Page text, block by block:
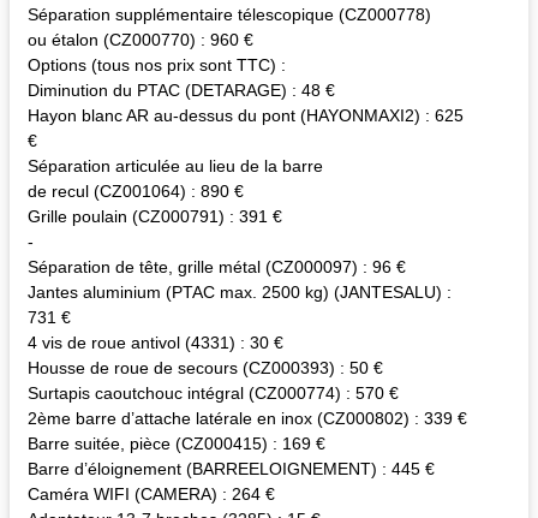
Séparation supplémentaire télescopique (CZ000778)
ou étalon (CZ000770) : 960 €
Options (tous nos prix sont TTC) :
Diminution du PTAC (DETARAGE) : 48 €
Hayon blanc AR au-dessus du pont (HAYONMAXI2) : 625
€
Séparation articulée au lieu de la barre
de recul (CZ001064) : 890 €
Grille poulain (CZ000791) : 391 €
-
Séparation de tête, grille métal (CZ000097) : 96 €
Jantes aluminium (PTAC max. 2500 kg) (JANTESALU) :
731 €
4 vis de roue antivol (4331) : 30 €
Housse de roue de secours (CZ000393) : 50 €
Surtapis caoutchouc intégral (CZ000774) : 570 €
2ème barre d’attache latérale en inox (CZ000802) : 339 €
Barre suitée, pièce (CZ000415) : 169 €
Barre d’éloignement (BARREELOIGNEMENT) : 445 €
Caméra WIFI (CAMERA) : 264 €